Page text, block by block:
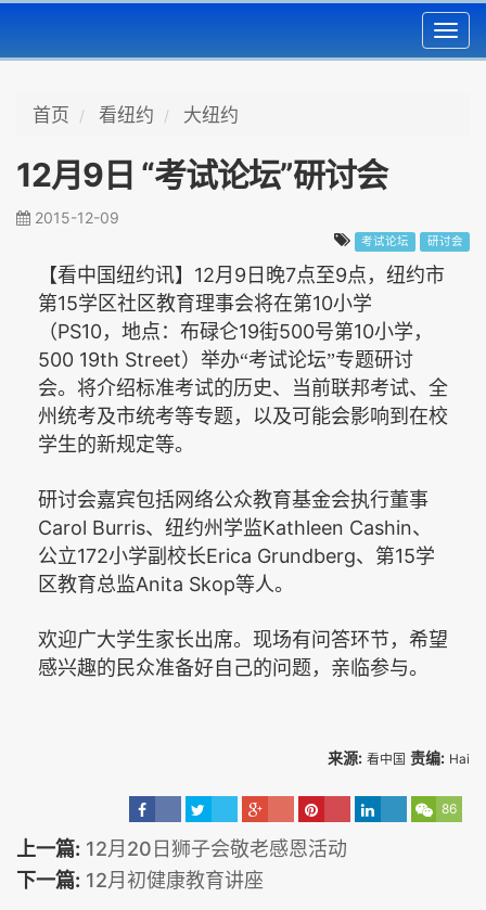
首页 看纽约 大纽约
12月9日 “考试论坛”研讨会
2015-12-09
考试论坛 研讨会
【看中国纽约讯】 12月 9 日晚7点至9点，纽约市
第15学区社区教育理事会将在第10小学
（PS10，地点：布碌仑19街500号第10小学，
500 19th Street）举办“考试论坛”专题研讨
会。将介绍标准考试的历史、当前联邦考试、全
州统考及市统考等专题，以及可能会影响到在校
学生的新规定等。
研讨会嘉宾包括网络公众教育基金会执行董事
Carol Burris、纽约州学监Kathleen Cashin、
公立172小学副校长Erica Grundberg、第15学
区教育总监Anita Skop等人。
欢迎广大学生家长出席。 现场有问答环节，希望
感兴趣的民众准备好自己的问题，亲临参与。
来源: 看中国 责编: Hai
86
上一篇: 12月20日狮子会敬老感恩活动
下一篇: 12月初健康教育讲座